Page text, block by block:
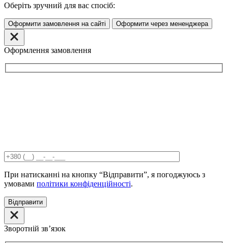
Оберіть зручний для вас спосіб:
Оформити замовлення на сайті Оформити через мененджера
Оформлення замовлення
При натисканні на кнопку “Відправити”, я погоджуюсь з
умовами політики конфіденційності.
Відправити
Зворотній звʼязок